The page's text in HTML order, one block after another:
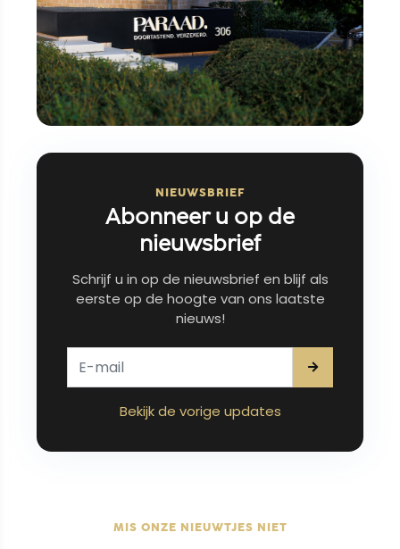
NIEUWSBRIEF
Abonneer u op de
nieuwsbrief
Schrijf u in op de nieuwsbrief en blijf als
eerste op de hoogte van ons laatste
nieuws!
Bekijk de vorige updates
MIS ONZE NIEUWTJES NIET